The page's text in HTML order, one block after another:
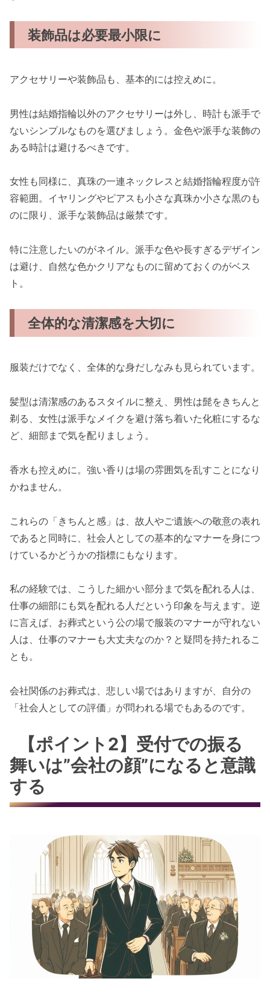
装飾品は必要最小限に
アクセサリーや装飾品も、基本的には控えめに。
男性は結婚指輪以外のアクセサリーは外し、時計も派手で
ないシンプルなものを選びましょう。金色や派手な装飾の
ある時計は避けるべきです。
女性も同様に、真珠の一連ネックレスと結婚指輪程度が許
容範囲。イヤリングやピアスも小さな真珠か小さな黒のも
のに限り、派手な装飾品は厳禁です。
特に注意したいのがネイル。派手な色や長すぎるデザイン
は避け、自然な色かクリアなものに留めておくのがベス
ト。
全体的な清潔感を大切に
服装だけでなく、全体的な身だしなみも見られています。
髪型は清潔感のあるスタイルに整え、男性は髭をきちんと
剃る、女性は派手なメイクを避け落ち着いた化粧にするな
ど、細部まで気を配りましょう。
香水も控えめに。強い香りは場の雰囲気を乱すことになり
かねません。
これらの「きちんと感」は、故人やご遺族への敬意の表れ
であると同時に、社会人としての基本的なマナーを身につ
けているかどうかの指標にもなります。
私の経験では、こうした細かい部分まで気を配れる人は、
仕事の細部にも気を配れる人だという印象を与えます。逆
に言えば、お葬式という公の場で服装のマナーが守れない
人は、仕事のマナーも大丈夫なのか？と疑問を持たれるこ
とも。
会社関係のお葬式は、悲しい場ではありますが、自分の
「社会人としての評価」が問われる場でもあるのです。
【ポイント2】受付での振る
舞いは”会社の顔”になると意識
する